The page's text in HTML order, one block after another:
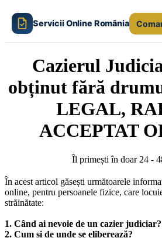
Servicii Online România
Cazierul
obținut fără
LEGAL,
ACCEPTAT
Îl primești în doar 24 -
În acest articol găsești următoarele
online, pentru persoanele fizice, care
străinătate:
1. Când ai nevoie de un cazier judiciar?
2. Cum și de unde se eliberează?